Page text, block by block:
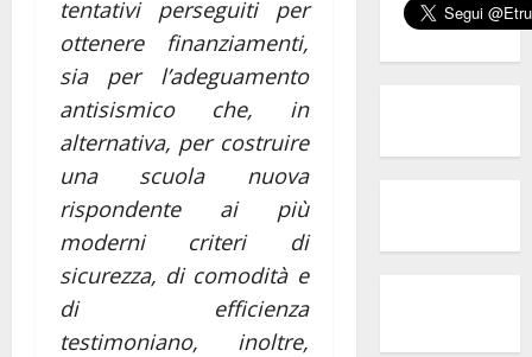
tentativi perseguiti per
ottenere finanziamenti,
sia per l’adeguamento
antisismico che, in
alternativa, per costruire
una scuola nuova
rispondente ai più
moderni criteri di
sicurezza, di comodità e
di efficienza
testimoniano, inoltre,